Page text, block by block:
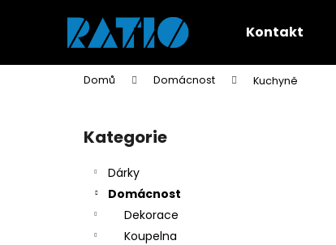
Kontakt
Domů Domácnost Kuchyně
Přeskočit
kategorie
Kategorie
Dárky
Domácnost
Dekorace
Koupelna
í
Zpět
do
obchodu
Zpět
do
obchodu